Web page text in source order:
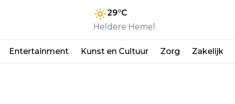
29°C
Heldere Hemel
Entertainment Kunst en Cultuur Zorg Zakelijk